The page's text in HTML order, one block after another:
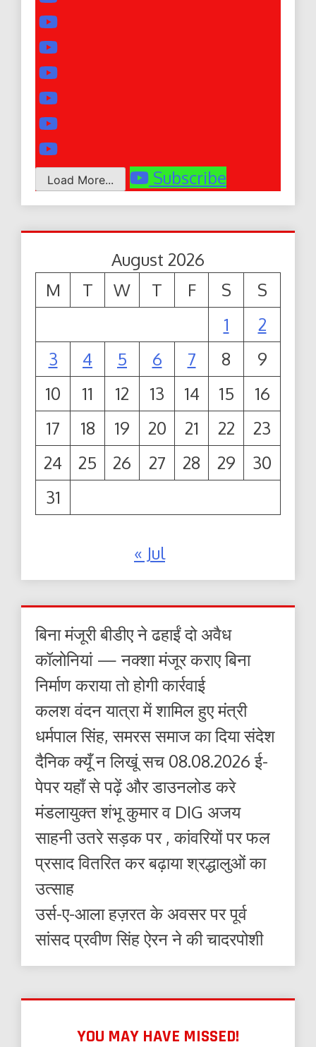
Load More... Subscribe
August 2026
M
T W T F S
S
1
2
3
4 5 6 7 8
9
10
11 12 13 14 15
16
17
18 19 20 21 22
23
24
25 26 27 28 29
30
31
« Jul
बिना मंजूरी बीडीए ने ढहाईं दो अवैध
कॉलोनियां — नक्शा मंजूर कराए बिना
निर्माण कराया तो होगी कार्रवाई
कलश वंदन यात्रा में शामिल हुए मंत्री
धर्मपाल सिंह, समरस समाज का दिया संदेश
दैनिक क्यूँ न लिखूं सच 08.08.2026 ई-
पेपर यहाँ से पढ़ें और डाउनलोड करे
मंडलायुक्त शंभू कुमार व DIG अजय
साहनी उतरे सड़क पर , कांवरियों पर फल
प्रसाद वितरित कर बढ़ाया श्रद्धालुओं का
उत्साह
उर्स-ए-आला हज़रत के अवसर पर पूर्व
सांसद प्रवीण सिंह ऐरन ने की चादरपोशी
YOU MAY HAVE MISSED!